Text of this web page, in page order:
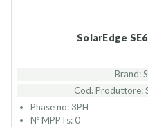
SolarEdge
Brand:
Cod. Produttore:
Phase no: 3PH
Nº MPPTs: 0